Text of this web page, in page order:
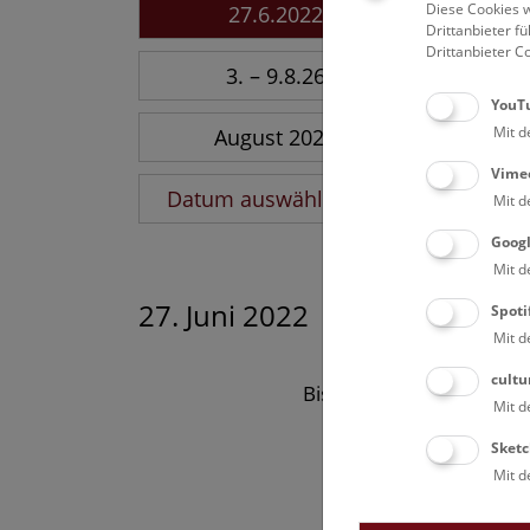
27.6.2022
3. – 9.8.26
August 2026
Datum auswählen
27. Juni 2022
Bisher keine
Diese Cookies
Drittanbieter
Drittanbieter
Mit
Mit
Mit
Mit
Mit
Mit